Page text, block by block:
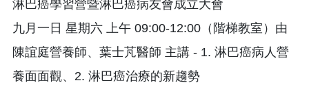
淋巴癌學習營暨淋巴癌病友會成立大會
九月一日 星期六 上午 09:00-12:00（階梯教室）由
陳誼庭營養師、葉士芃醫師 主講 - 1. 淋巴癌病人營
養面面觀、2. 淋巴癌治療的新趨勢